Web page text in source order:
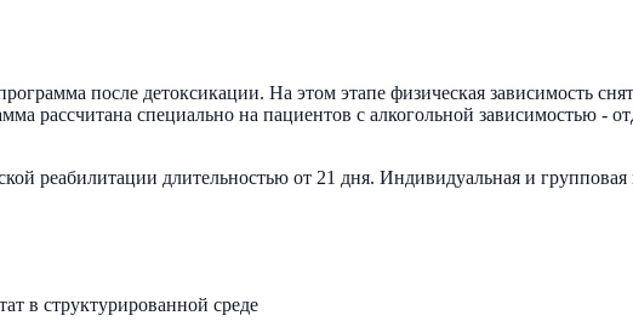
после детоксикации. На этом этапе физическая зависимость
рассчитана специально на пациентов с алкогольной зависимостью -
реабилитации длительностью от 21 дня. Индивидуальная и групповая
в структурированной среде